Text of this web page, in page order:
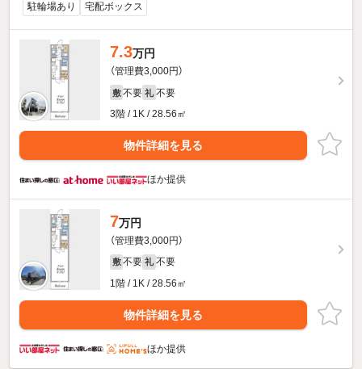
駐輪場あり 宅配ボックス
7.3万円
（管理費3,000円）
敷 不要 礼 不要
3階 / 1K / 28.56㎡
物件詳細を見る
ほか提供
7万円
（管理費3,000円）
敷 不要 礼 不要
1階 / 1K / 28.56㎡
物件詳細を見る
ほか提供